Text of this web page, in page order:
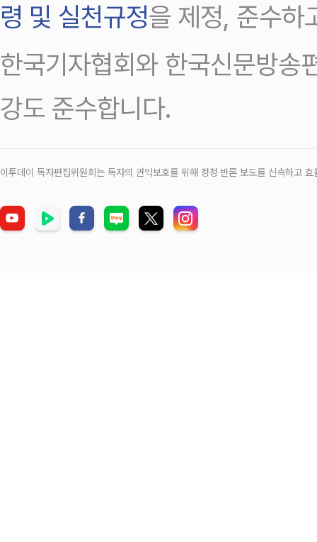
령 및 실천규정을 제정, 준수하
한국기자협회와 한국신문방송
강도 준수합니다.
이투데이 독자편집위원회는 독자의 권익보호를 위해 정정‧반론 보도를 신속하고